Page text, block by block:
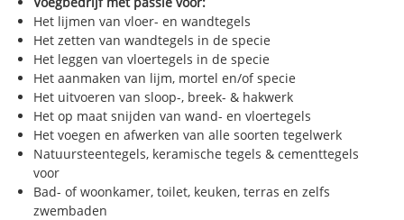
Het lijmen van vloer- en wandtegels
Het zetten van wandtegels in de specie
Het leggen van vloertegels in de specie
Het aanmaken van lijm, mortel en/of specie
Het uitvoeren van sloop-, breek- & hakwerk
Het op maat snijden van wand- en vloertegels
Het voegen en afwerken van alle soorten tegelwerk
Natuursteentegels, keramische tegels & cementtegels
voor
Bad- of woonkamer, toilet, keuken, terras en zelfs
zwembaden